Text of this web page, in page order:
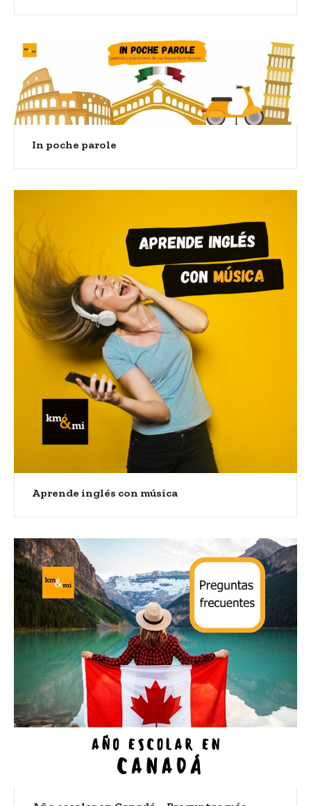
In poche parole
Aprende inglés con música